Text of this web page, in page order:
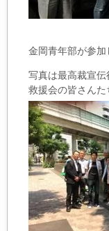
金岡青年部が参加
写真は最高裁宣伝
救援会の皆さん